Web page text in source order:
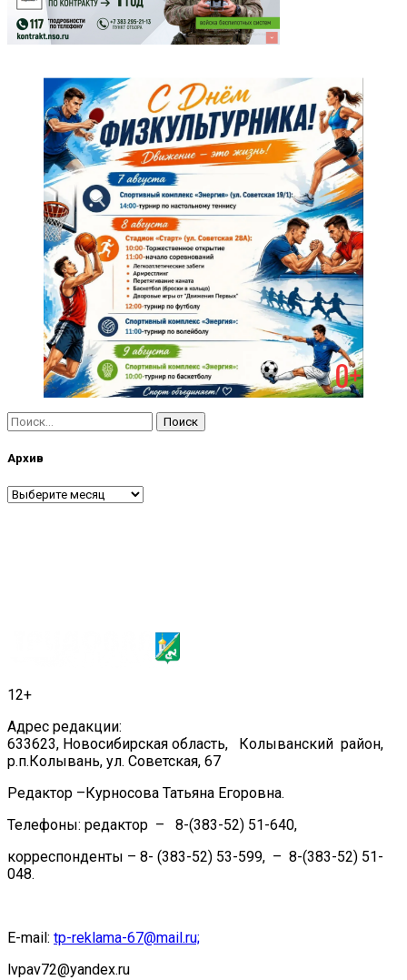
Найти:
Архив
Архив
12+
Адрес редакции:
633623, Новосибирская область, Колыванский район,
р.п.Колывань, ул. Советская, 67
Редактор –Курносова Татьяна Егоровна.
Телефоны: редактор – 8-(383-52) 51-640,
корреспонденты – 8- (383-52) 53-599, – 8-(383-52) 51-
048.
E-mail: tp-reklama-67@mail.ru;
lvpav72@yandex.ru